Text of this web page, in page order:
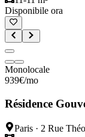
Disponibile ora
Monolocale
939€/mo
Résidence
Paris · 2 Rue